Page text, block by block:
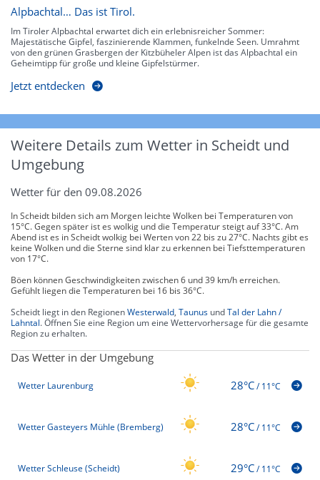
Alpbachtal… Das ist Tirol.
Im Tiroler Alpbachtal erwartet dich ein erlebnisreicher Sommer:
Majestätische Gipfel, faszinierende Klammen, funkelnde Seen. Umrahmt
von den grünen Grasbergen der Kitzbüheler Alpen ist das Alpbachtal ein
Geheimtipp für große und kleine Gipfelstürmer.
Jetzt entdecken
Weitere Details zum Wetter in Scheidt und
Umgebung
Wetter für den 09.08.2026
In Scheidt bilden sich am Morgen leichte Wolken bei Temperaturen von
15°C. Gegen später ist es wolkig und die Temperatur steigt auf 33°C. Am
Abend ist es in Scheidt wolkig bei Werten von 22 bis zu 27°C. Nachts gibt es
keine Wolken und die Sterne sind klar zu erkennen bei Tiefsttemperaturen
von 17°C.
Böen können Geschwindigkeiten zwischen 6 und 39 km/h erreichen.
Gefühlt liegen die Temperaturen bei 16 bis 36°C.
Scheidt liegt in den RegionenWesterwald, Taunus undTal der Lahn /
Lahntal. Öffnen Sie eine Region um eine Wettervorhersage für die gesamte
Region zu erhalten.
Das Wetter in der Umgebung
Wetter Laurenburg 28°C/11°C
Wetter Gasteyers Mühle (Bremberg) 28°C/11°C
Wetter Schleuse (Scheidt) 29°C/11°C